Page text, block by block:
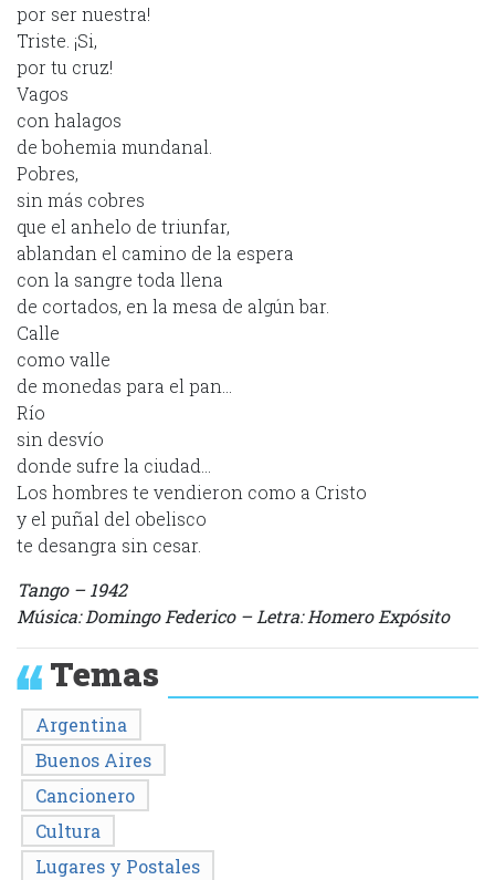
por ser nuestra!
Triste. ¡Si,
por tu cruz!
Vagos
con halagos
de bohemia mundanal.
Pobres,
sin más cobres
que el anhelo de triunfar,
ablandan el camino de la espera
con la sangre toda llena
de cortados, en la mesa de algún bar.
Calle
como valle
de monedas para el pan…
Río
sin desvío
donde sufre la ciudad…
Los hombres te vendieron como a Cristo
y el puñal del obelisco
te desangra sin cesar.
Tango – 1942
Música: Domingo Federico – Letra: Homero Expósito
Temas
Argentina
Buenos Aires
Cancionero
Cultura
Lugares y Postales